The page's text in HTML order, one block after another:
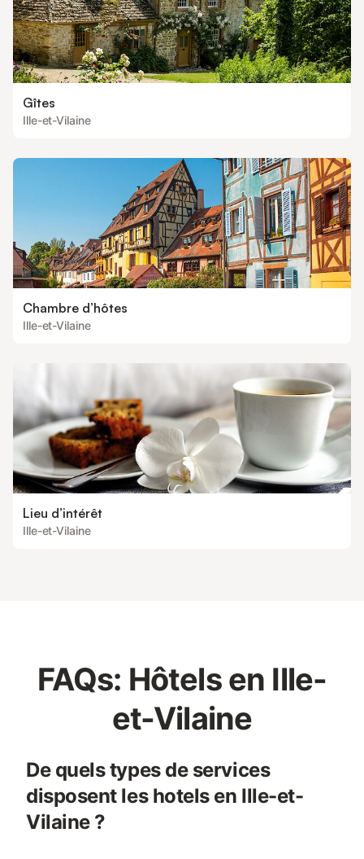
Gîtes
Ille-et-Vilaine
Chambre d’hôtes
Ille-et-Vilaine
Lieu d’intérêt
Ille-et-Vilaine
FAQs: Hôtels en Ille-
et-Vilaine
De quels types de services
disposent les hotels en Ille-et-
Vilaine ?